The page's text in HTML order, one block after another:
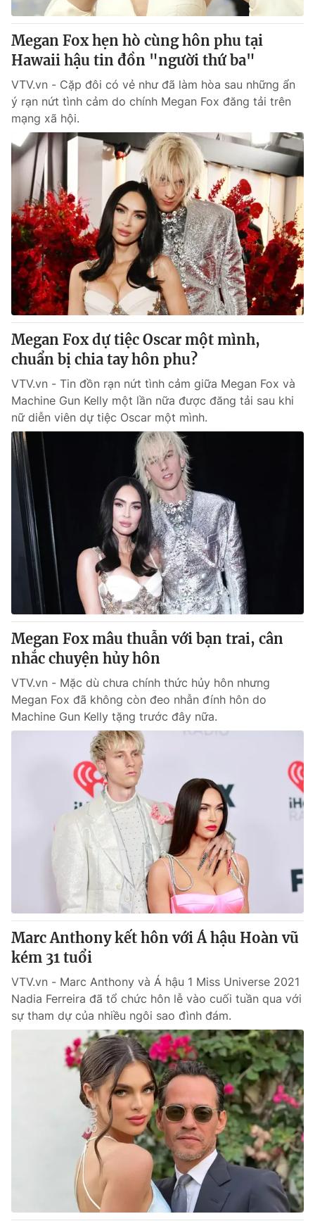
VTV4 Vươn mình bằng AI
VTV9 VTV8
Liên hệ tòa soạn English
THỜI BÁO VTV
Theo dõi báo trên
Cơ quan chủ quản:
Đài Truyền hình Việt Nam
Cơ quan báo chí:Thời báo VTV
Giấy phép hoạt động báo in và báo điện tử số 483/GP-BTTTT
cấp ngày 29/12/2023
Tổng Biên tập:Vũ Thanh Thủy
Phó Tổng Biên tập: Nguyễn Thị Mỹ Hạnh, Phạm Quốc Thắng,
Nguyễn Trọng Ninh
Ðiện thoại Thời báo VTV:
024.66 897 897
Email:toasoan@vtv.vn
Liên hệ quảng cáo:024-7300.7108
® Cấm sao chép dưới mọi hình thức nếu không có sự chấp
thuận bằng văn bản. Ghi rõ nguồn VTV.vn khi phát hành lại
thông tin từ website này.
Megan Fox hẹn hò cùng hôn phu tại
Hawaii hậu tin đồn "người thứ ba"
VTV.vn - Cặp đôi có vẻ như đã làm hòa sau những ẩn
ý rạn nứt tình cảm do chính Megan Fox đăng tải trên
mạng xã hội.
Megan Fox dự tiệc Oscar một mình,
chuẩn bị chia tay hôn phu?
VTV.vn - Tin đồn rạn nứt tình cảm giữa Megan Fox và
Machine Gun Kelly một lần nữa được đăng tải sau khi
nữ diễn viên dự tiệc Oscar một mình.
Megan Fox mâu thuẫn với bạn trai, cân
nhắc chuyện hủy hôn
VTV.vn - Mặc dù chưa chính thức hủy hôn nhưng
Megan Fox đã không còn đeo nhẫn đính hôn do
Machine Gun Kelly tặng trước đây nữa.
Marc Anthony kết hôn với Á hậu Hoàn vũ
kém 31 tuổi
VTV.vn - Marc Anthony và Á hậu 1 Miss Universe 2021
Nadia Ferreira đã tổ chức hôn lễ vào cuối tuần qua với
sự tham dự của nhiều ngôi sao đình đám.